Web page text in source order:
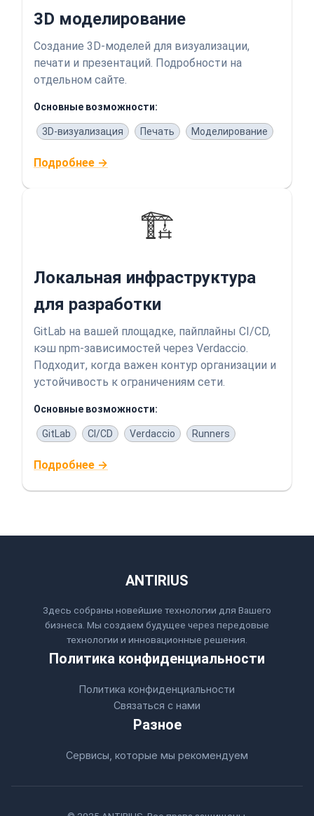
3D моделирование
Создание 3D-моделей для визуализации,
печати и презентаций. Подробности на
отдельном сайте.
Основные возможности:
3D-визуализация Печать Моделирование
Подробнее →
🏗️
Локальная инфраструктура
для разработки
GitLab на вашей площадке, пайплайны CI/CD,
кэш npm-зависимостей через Verdaccio.
Подходит, когда важен контур организации и
устойчивость к ограничениям сети.
Основные возможности:
GitLab CI/CD Verdaccio Runners
Подробнее →
ANTIRIUS
Здесь собраны новейшие технологии для Вашего
бизнеса. Мы создаем будущее через передовые
технологии и инновационные решения.
Политика конфиденциальности
Политика конфиденциальности
Связаться с нами
Разное
Сервисы, которые мы рекомендуем